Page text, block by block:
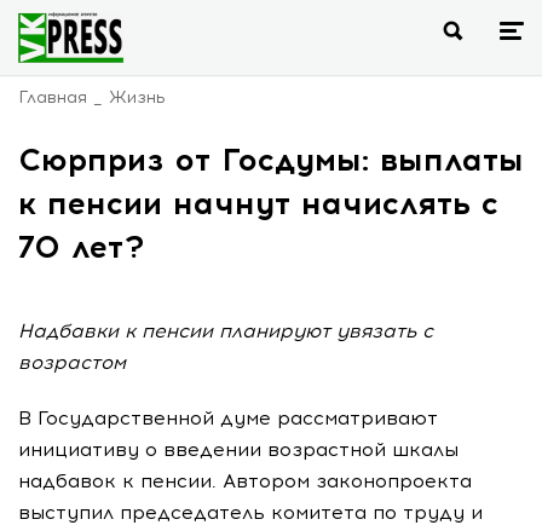
Главная Жизнь
Сюрприз от Госдумы: выплаты
к пенсии начнут начислять с
70 лет?
Надбавки к пенсии планируют увязать с
возрастом
В Государственной думе рассматривают
инициативу о введении возрастной шкалы
надбавок к пенсии. Автором законопроекта
выступил председатель комитета по труду и